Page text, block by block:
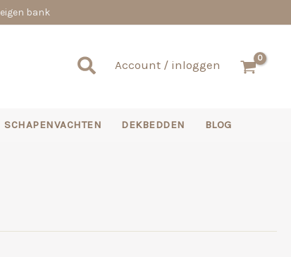
bank
ZoekenAccount / inloggen
SCHAPENVACHTEN DEKBEDDEN BLOG